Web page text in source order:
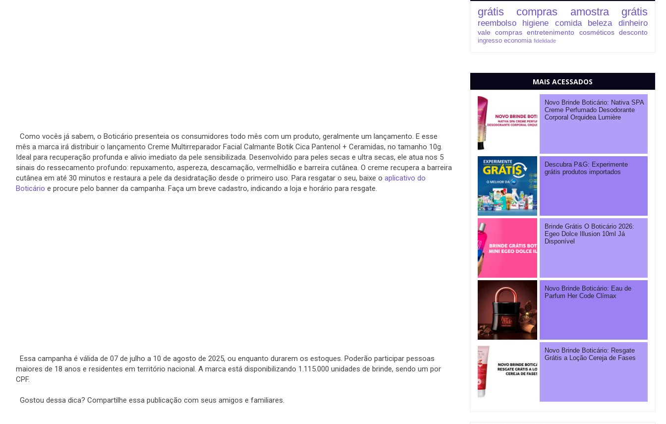
Como vocês já sabem, o Boticário presenteia os consumidores todo mês com um produto, geralmente um lançamento. E esse
mês a marca irá distribuir o lançamento Creme Multirreparador Facial Calmante Botik Cica Pantenol + Ceramidas, no tamanho 10g.
Ideal para recuperação profunda e alivio imediato da pele sensibilizada. Desenvolvido para peles secas e ultra secas, ele atua nos 5
sinais do ressecamento profundo: repuxamento, aspereza, descamação, vermelhidão e barreira cutânea. O creme recupera a barreira
cutânea em até 30 minutos e restaura a pele da desidratação desde o primeiro uso. Para resgatar o seu, baixe o aplicativo do
Boticário e procure pelo banner da campanha. Faça um breve cadastro, indicando a loja e horário para resgate.
Essa campanha é válida de 07 de julho a 10 de agosto de 2025, ou enquanto durarem os estoques. Poderão participar pessoas
maiores de 18 anos e residentes em território nacional. A marca está disponibilizando 1.115.000 unidades de brinde, sendo um por
CPF.
Gostou dessa dica? Compartilhe essa publicação com seus amigos e familiares.
grátis compras amostra grátis
reembolso higiene comida beleza dinheiro
vale compras entretenimento cosméticos desconto
ingresso economia fidelidade
MAIS ACESSADOS
Novo Brinde Boticário: Nativa SPA
Creme Perfumado Desodorante
Corporal Orquidea Lumière
Descubra P&G: Experimente
grátis produtos importados
Brinde Grátis O Boticário 2026:
Egeo Dolce Illusion 10ml Já
Disponível
Novo Brinde Boticário: Eau de
Parfum Her Code Clímax
Novo Brinde Boticário: Resgate
Grátis a Loção Cereja de Fases